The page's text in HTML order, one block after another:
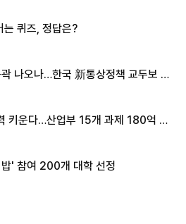
는 퀴즈, 정답은?
나오나…한국 新통상정책 교두보 활
키운다…산업부 15개 과제 180억 지
' 참여 200개 대학 선정